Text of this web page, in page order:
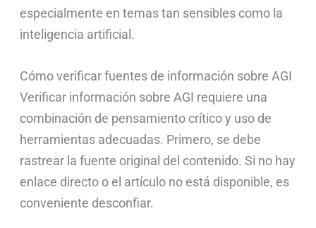
especialmente en temas tan sensibles como la
inteligencia artificial.
Cómo verificar fuentes de información sobre AGI
Verificar información sobre AGI requiere una
combinación de pensamiento crítico y uso de
herramientas adecuadas. Primero, se debe
rastrear la fuente original del contenido. Si no hay
enlace directo o el artículo no está disponible, es
conveniente desconfiar.